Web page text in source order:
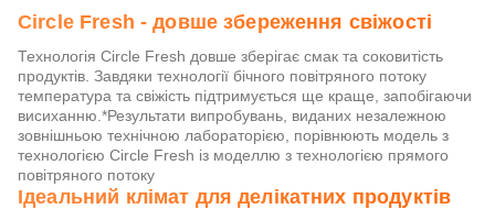
Circle Fresh - довше збереження свіжості
Технологія Circle Fresh довше зберігає смак та соковитість
продуктів. Завдяки технології бічного повітряного потоку
температура та свіжість підтримується ще краще, запобігаючи
висиханню.*Результати випробувань, виданих незалежною
зовнішньою технічною лабораторією, порівнюють модель з
технологією Circle Fresh із моделлю з технологією прямого
повітряного потоку
Ідеальний клімат для делікатних продуктів